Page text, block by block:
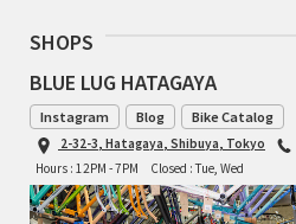
ROSKO
SALSA CYCLES
SHOPS
BLUE LUG HATAGAYA
Instagram Blog Bike Catalog
2-32-3, Hatagaya, Shibuya, Tokyo
Hours : 12PM - 7PM
Closed : Tue, Wed